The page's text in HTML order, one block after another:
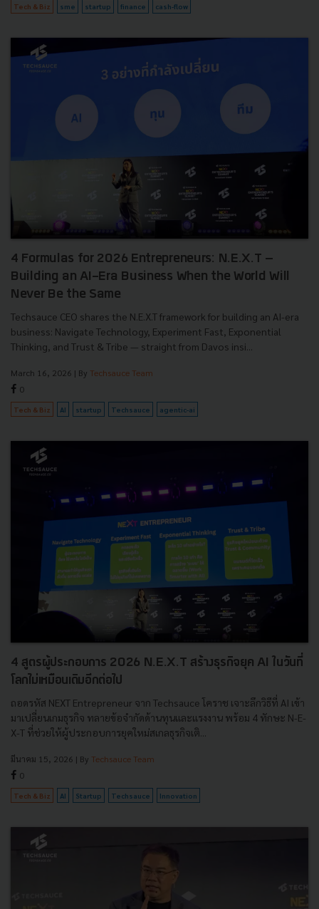
Tech & Biz sme startup finance cash-flow
4 Formulas for 2026 Entrepreneurs: N.E.X.T –
Building an AI-Era Business When the World Will
Never Be the Same
Techsauce CEO shares the N.E.X.T framework for building an AI-era
business: Navigate Technology, Experiment Fast, Exponential
Thinking, and Trust & Tribe — straight from Davos insi...
March 16, 2026 | By Techsauce Team
0
Tech & Biz AI startup Techsauce agentic-ai
4 สูตรผู้ประกอบการ 2026 N.E.X.T สร้างธุรกิจยุค AI ในวันที่
โลกไม่เหมือนเดิมอีกต่อไป
ถอดรหัส NEXT Entrepreneur จาก Techsauce โคราช เจาะลึกวิธีที่ AI เข้า
มาเปลี่ยนเกมธุรกิจ ทลายข้อจำกัดด้านทุนและแรงงาน พร้อม 4 ทักษะ N-E-
X-T ที่ช่วยให้ผู้ประกอบการยุคใหม่สเกลธุรกิจเติ...
มีนาคม 15, 2026 | By Techsauce Team
0
Tech & Biz AI Startup Techsauce Innovation